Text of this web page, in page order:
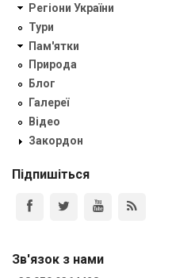
Регіони України
Тури
Пам'ятки
Природа
Блог
Галереї
Відео
Закордон
Підпишіться
Зв'язок з нами